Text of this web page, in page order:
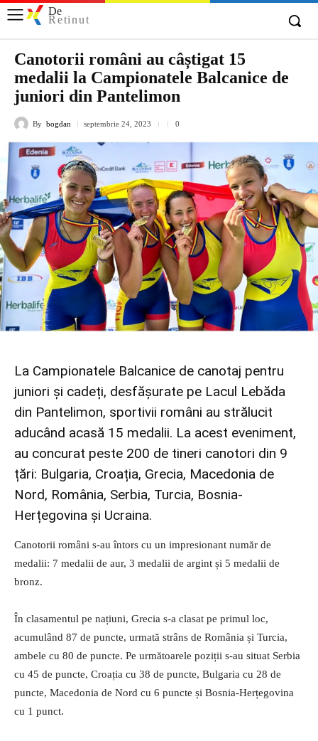
De
Retinut
Canotorii români au câștigat 15
medalii la Campionatele Balcanice de
juniori din Pantelimon
By bogdan septembrie 24, 2023 0
La Campionatele Balcanice de canotaj pentru
juniori și cadeți, desfășurate pe Lacul Lebăda
din Pantelimon, sportivii români au strălucit
aducând acasă 15 medalii. La acest eveniment,
au concurat peste 200 de tineri canotori din 9
țări: Bulgaria, Croația, Grecia, Macedonia de
Nord, România, Serbia, Turcia, Bosnia-
Herțegovina și Ucraina.
Canotorii români s-au întors cu un impresionant număr de
medalii: 7 medalii de aur, 3 medalii de argint și 5 medalii de
bronz.
În clasamentul pe națiuni, Grecia s-a clasat pe primul loc,
acumulând 87 de puncte, urmată strâns de România și Turcia,
ambele cu 80 de puncte. Pe următoarele poziții s-au situat Serbia
cu 45 de puncte, Croația cu 38 de puncte, Bulgaria cu 28 de
puncte, Macedonia de Nord cu 6 puncte și Bosnia-Herțegovina
cu 1 punct.